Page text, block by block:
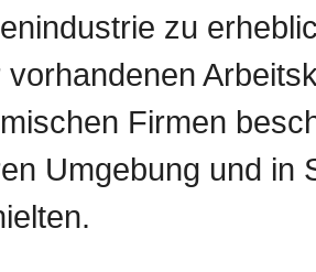
zu
vorhandenen
Firmen
Umgebung und in